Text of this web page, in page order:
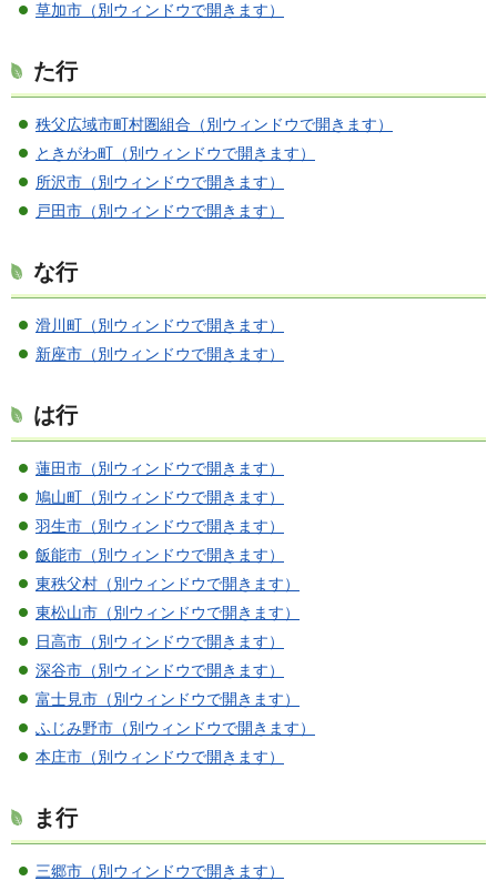
草加市（別ウィンドウで開きます）
た行
秩父広域市町村圏組合（別ウィンドウで開きます）
ときがわ町（別ウィンドウで開きます）
所沢市（別ウィンドウで開きます）
戸田市（別ウィンドウで開きます）
な行
滑川町（別ウィンドウで開きます）
新座市（別ウィンドウで開きます）
は行
蓮田市（別ウィンドウで開きます）
鳩山町（別ウィンドウで開きます）
羽生市（別ウィンドウで開きます）
飯能市（別ウィンドウで開きます）
東秩父村（別ウィンドウで開きます）
東松山市（別ウィンドウで開きます）
日高市（別ウィンドウで開きます）
深谷市（別ウィンドウで開きます）
富士見市（別ウィンドウで開きます）
ふじみ野市（別ウィンドウで開きます）
本庄市（別ウィンドウで開きます）
ま行
三郷市（別ウィンドウで開きます）